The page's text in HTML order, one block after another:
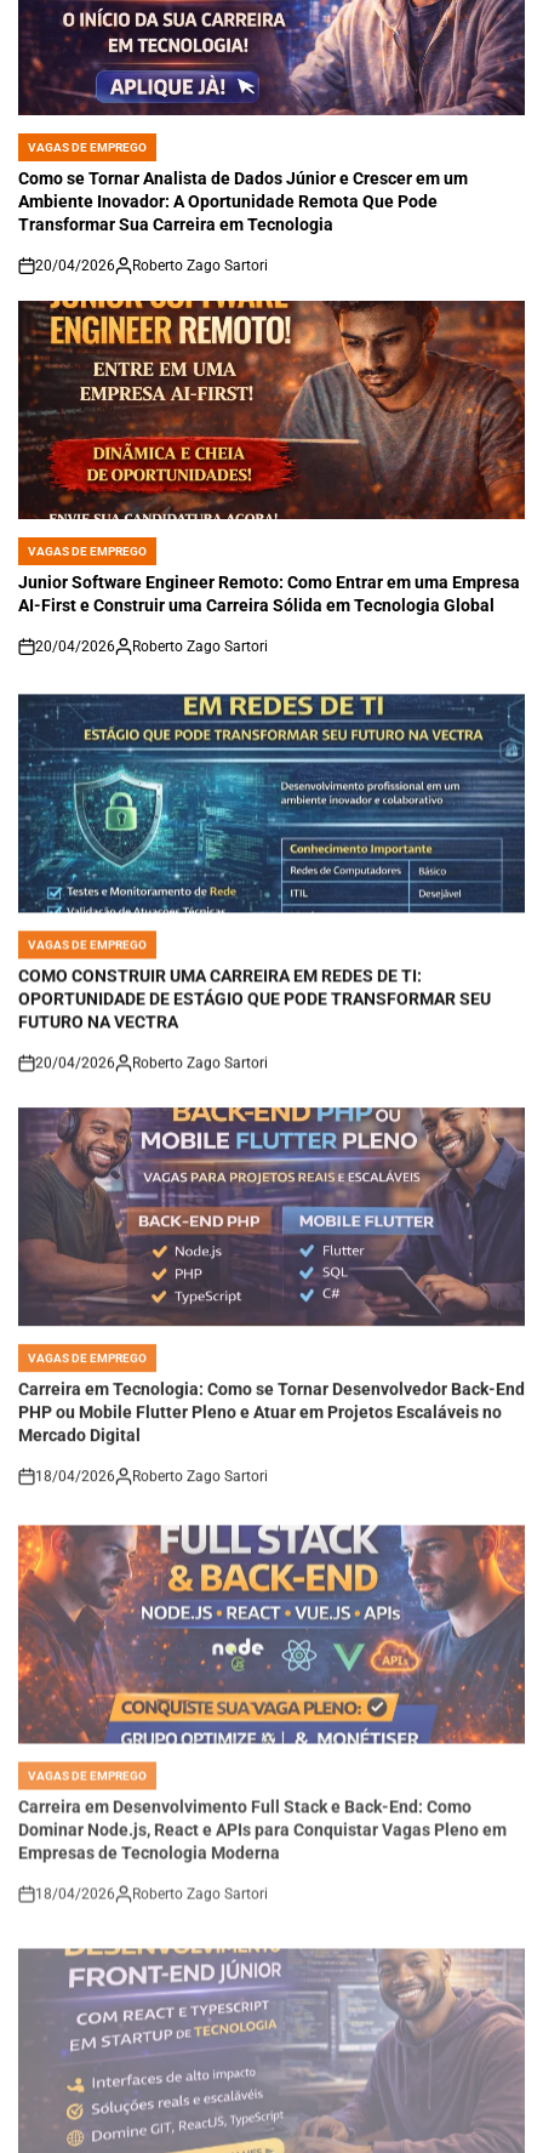
POSTED
IN
VAGAS DE EMPREGO
Como se Tornar Analista de Dados Júnior e Crescer em um
Ambiente Inovador: A Oportunidade Remota Que Pode
Transformar Sua Carreira em Tecnologia
on
20/04/2026 Roberto Zago Sartori
POSTED
IN
VAGAS DE EMPREGO
Junior Software Engineer Remoto: Como Entrar em uma Empresa
AI-First e Construir uma Carreira Sólida em Tecnologia Global
on
20/04/2026 Roberto Zago Sartori
POSTED
IN
VAGAS DE EMPREGO
COMO CONSTRUIR UMA CARREIRA EM REDES DE TI:
OPORTUNIDADE DE ESTÁGIO QUE PODE TRANSFORMAR SEU
FUTURO NA VECTRA
on
POSTED
INCarreira em Tecnologia: Como se Tornar Desenvolvedor Back-End
PHP ou Mobile Flutter Pleno e Atuar em Projetos Escaláveis no
Mercado Digital
POSTED
IN
VAGAS DE EMPREGO
Carreira em Desenvolvimento Full Stack e Back-End: Como
Dominar Node.js, React e APIs para Conquistar Vagas Pleno em
Empresas de Tecnologia Moderna
18/04/2026 Roberto Zago Sartori
VAGAS DE EMPREGO